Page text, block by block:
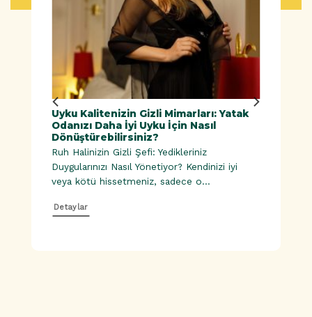
Uyku Kalitenizin Gizli Mimarları: Yatak
Odanızı Daha İyi Uyku İçin Nasıl
Dönüştürebilirsiniz?
Ruh Halinizin Gizli Şefi: Yedikleriniz
Duygularınızı Nasıl Yönetiyor? Kendinizi iyi
veya kötü hissetmeniz, sadece o...
Detaylar